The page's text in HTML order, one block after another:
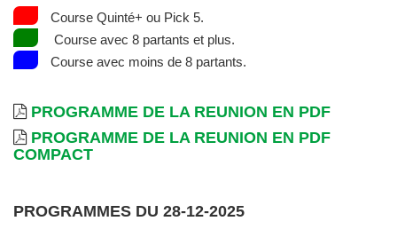
Course Quinté+ ou Pick 5.
Course avec 8 partants et plus.
Course avec moins de 8 partants.
PROGRAMME DE LA REUNION EN PDF
PROGRAMME DE LA REUNION EN PDF
COMPACT
PROGRAMMES DU 28-12-2025